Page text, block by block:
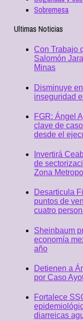
Sobremesa
Ultimas Noticias
Con Trabajo
Salomón
Minas
Disminuye
inseguridad
FGR: Ángel
clave de
desde el
Invertirá
de
Zona
Desarticula
puntos de
cuatro
Sheinbaum
economía
año
Detienen a
por Caso
Fortalece
diarreicas